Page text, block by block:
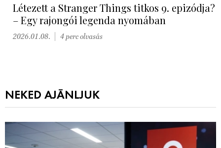
Létezett a Stranger Things titkos 9. epizódja?
– Egy rajongói legenda nyomában
2026.01.08. 4 perc olvasás
NEKED AJÁNLJUK